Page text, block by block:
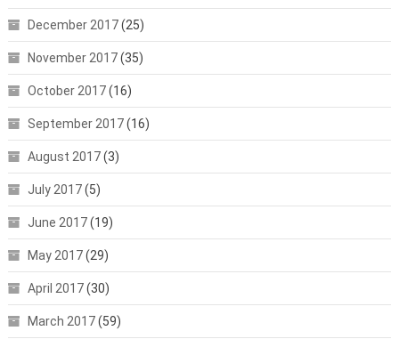
December 2017(25)
November 2017(35)
October 2017(16)
September 2017(16)
August 2017(3)
July 2017(5)
June 2017(19)
May 2017(29)
April 2017(30)
March 2017(59)